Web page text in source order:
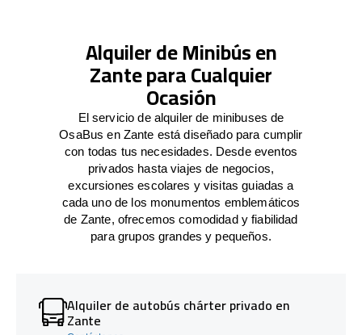
Alquiler de Minibús en
Zante para Cualquier
Ocasión
El servicio de alquiler de minibuses de
OsaBus en Zante está diseñado para cumplir
con todas tus necesidades. Desde eventos
privados hasta viajes de negocios,
excursiones escolares y visitas guiadas a
cada uno de los monumentos emblemáticos
de Zante, ofrecemos comodidad y fiabilidad
para grupos grandes y pequeños.
Alquiler de autobús chárter privado en
Zante